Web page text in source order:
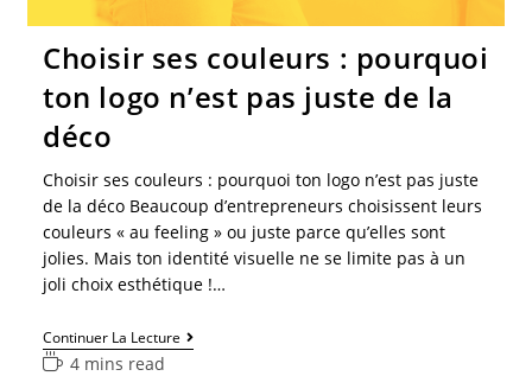
Choisir ses couleurs : pourquoi
ton logo n’est pas juste de la
déco
Choisir ses couleurs : pourquoi ton logo n’est pas juste
de la déco Beaucoup d’entrepreneurs choisissent leurs
couleurs « au feeling » ou juste parce qu’elles sont
jolies. Mais ton identité visuelle ne se limite pas à un
joli choix esthétique !…
Continuer La Lecture
4 mins read